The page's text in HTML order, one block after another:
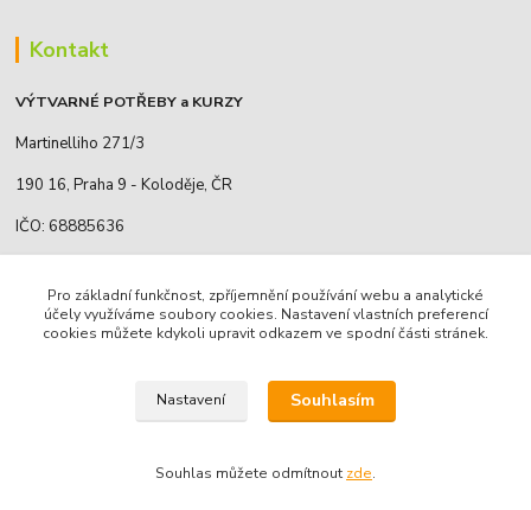
Kontakt
VÝTVARNÉ POTŘEBY a KURZY
Martinelliho 271/3
190 16, Praha 9 - Koloděje, ČR
IČO: 68885636
Markéta Lukáčová
marketa.lukacova@volny.cz
Pro základní funkčnost, zpříjemnění používání webu a analytické
účely využíváme soubory cookies. Nastavení vlastních preferencí
cookies můžete kdykoli upravit odkazem ve spodní části stránek.
Nastavení Souhlasím
Souhlas můžete odmítnout zde.